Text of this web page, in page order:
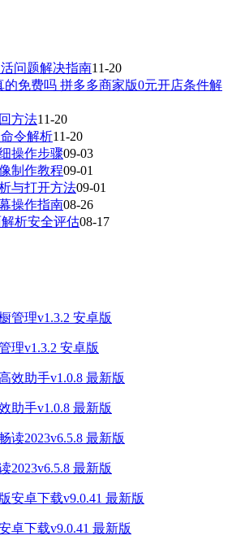
问题解决指南11-20
的免费吗 拼多多商家版0元开店条件解
方法11-20
令解析11-20
操作步骤09-03
制作教程09-01
与打开方法09-01
操作指南08-26
析安全评估08-17
理v1.3.2 安卓版
助手v1.0.8 最新版
2023v6.5.8 最新版
卓下载v9.0.41 最新版